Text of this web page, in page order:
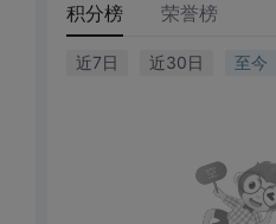
积分榜 荣誉榜
近7日 近30日 至今